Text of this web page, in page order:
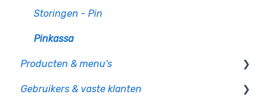
Storingen - Pin
Pinkassa
Producten & menu's
Producten
Gebruikers & vaste klanten